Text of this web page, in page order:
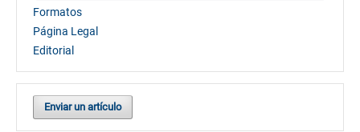
Formatos
Página Legal
Editorial
Enviar un artículo